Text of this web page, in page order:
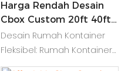
Harga Rendah Desain
Cbox Custom 20ft 40ft
Store Container Tiny
House Dijual
Desain Rumah Kontainer
Fleksibel: Rumah Kontainer
dapat bergabung menjadi